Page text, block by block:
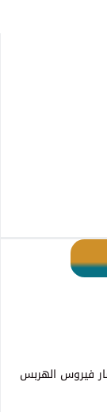
فيروس الهربس